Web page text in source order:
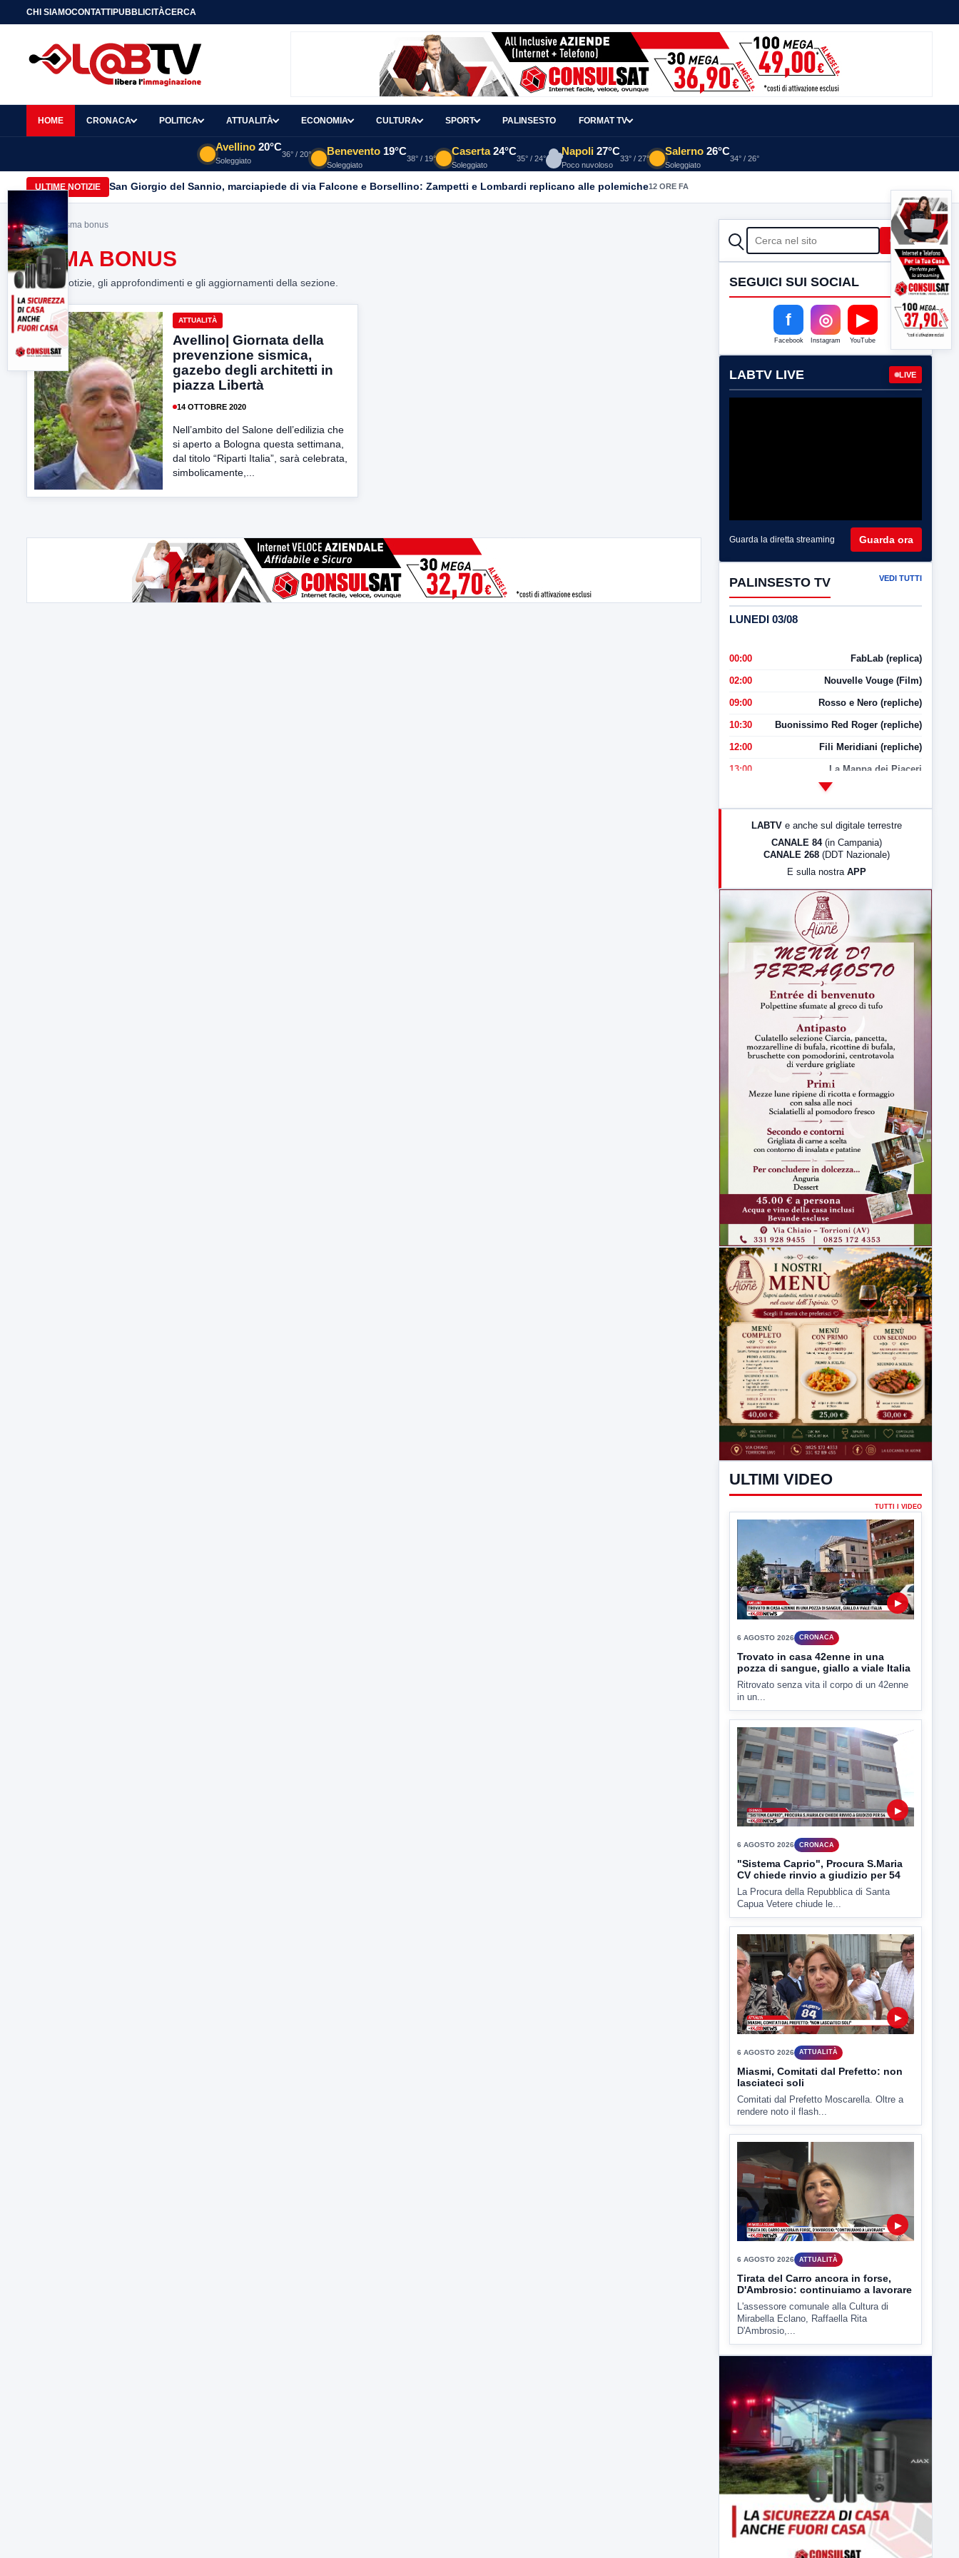
CHI SIAMOCONTATTIPUBBLICITÀCERCA
HOME CRONACA POLITICA ATTUALITÀ ECONOMIA CULTURA SPORT PALINSESTO FORMAT TV
Avellino 20°C
Soleggiato
36° / 20° Benevento 19°C
Soleggiato
38° / 19°
Caserta 24°C
Soleggiato
35° / 24°
Napoli 27°C
Poco nuvoloso
33° / 27°
Salerno 26°C
Soleggiato
34° / 26°
ULTIME NOTIZIE San Giorgio del Sannio, marciapiede di via Falcone e Borsellino: Zampetti e Lombardi replicano alle polemiche12 ORE FA
Home> sisma bonus
SISMA BONUS
Tutte le notizie, gli approfondimenti e gli aggiornamenti della sezione.
ATTUALITÀ
Avellino| Giornata della
prevenzione sismica,
gazebo degli architetti in
piazza Libertà
14 OTTOBRE 2020
Nell’ambito del Salone dell’edilizia che
si aperto a Bologna questa settimana,
dal titolo “Riparti Italia”, sarà celebrata,
simbolicamente,...
CERCA Cerca
SEGUICI SUI SOCIAL
f
Facebook
◎
Instagram
▶
YouTube
LABTV LIVE LIVE
Guarda la diretta streaming Guarda ora
PALINSESTO TV VEDI TUTTI
LUNEDI 03/08
00:00 FabLab (replica)
02:00 Nouvelle Vouge (Film)
09:00 Rosso e Nero (repliche)
10:30 Buonissimo Red Roger (repliche)
12:00 Fili Meridiani (repliche)
13:00 La Mappa dei Piaceri
LabNews (Diretta)
LabNews (replica)
LABTV e anche sul digitale terrestre
CANALE 84 (in Campania)
CANALE 268 (DDT Nazionale)
E sulla nostra APP
ULTIMI VIDEO
TUTTI I VIDEO
▶
6 AGOSTO 2026 CRONACA
Trovato in casa 42enne in una
pozza di sangue, giallo a viale Italia
Ritrovato senza vita il corpo di un 42enne
in un...
▶
6 AGOSTO 2026 CRONACA
"Sistema Caprio", Procura S.Maria
CV chiede rinvio a giudizio per 54
La Procura della Repubblica di Santa
Capua Vetere chiude le...
▶
6 AGOSTO 2026 ATTUALITÀ
Miasmi, Comitati dal Prefetto: non
lasciateci soli
Comitati dal Prefetto Moscarella. Oltre a
rendere noto il flash...
▶
6 AGOSTO 2026 ATTUALITÀ
Tirata del Carro ancora in forse,
D'Ambrosio: continuiamo a lavorare
L'assessore comunale alla Cultura di
Mirabella Eclano, Raffaella Rita
D'Ambrosio,...